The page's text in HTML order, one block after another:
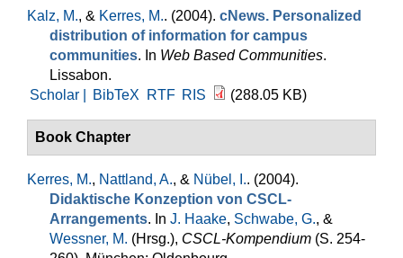
Kalz, M., & Kerres, M.. (2004). cNews. Personalized
distribution of information for campus
communities. In Web Based Communities.
Lissabon.
Scholar |
BibTeX RTF RIS (288.05 KB)
Book Chapter
Kerres, M., Nattland, A., & Nübel, I.. (2004).
Didaktische Konzeption von CSCL-
Arrangements. In J. Haake, Schwabe, G., &
Wessner, M. (Hrsg.), CSCL-Kompendium (S. 254-